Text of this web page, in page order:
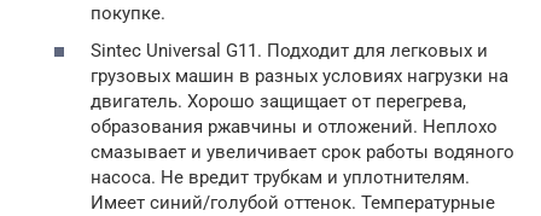
покупке.
Sintec Universal G11. Подходит для легковых и
грузовых машин в разных условиях нагрузки на
двигатель. Хорошо защищает от перегрева,
образования ржавчины и отложений. Неплохо
смазывает и увеличивает срок работы водяного
насоса. Не вредит трубкам и уплотнителям.
Имеет синий/голубой оттенок. Температурные